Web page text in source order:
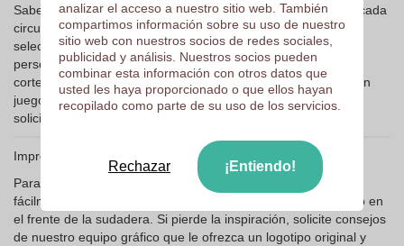
Sabemos que los estudiantes quieren parecer hermosos en cada
circunstancia sin vaciar su cuenta bancaria. Es por eso que
seleccionamos una gama de sudaderas que se pueden
personalizar de acuerdo con sus gustos. Gracias a nuestros
cortes de moda y numerosos colores, la personalización es un
juego para niños. Amplio o estrecho, con sólido o multicolor,
solicite un suéter que se adapte a su personalidad.
Impresión rápida de un suéter
Para crear su sudadera de estudiante personalizada, inserte
fácilmente sus gráficos en las mangas, en la parte posterior o en
el frente de la sudadera. Si pierde la inspiración, solicite consejos
de nuestro equipo gráfico que le ofrezca un logotipo original y
analizar el acceso a nuestro sitio web. También
compartimos información sobre su uso de nuestro
sitio web con nuestros socios de redes sociales,
publicidad y análisis. Nuestros socios pueden
combinar esta información con otros datos que
usted les haya proporcionado o que ellos hayan
recopilado como parte de su uso de los servicios.
Rechazar ¡Entiendo!